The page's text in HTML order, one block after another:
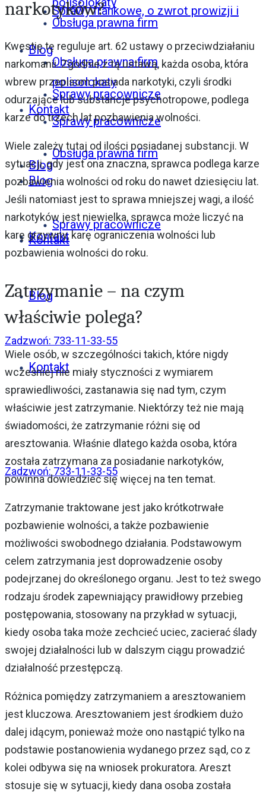
Obsługa prawna firm
Sprawy pracownicze
Blog
Kontakt
Zadzwoń: 733-11-33-55
Blog
Kontakt
Sprawy frankowe, o zwrot prowizji i
polisolokaty
Obsługa prawna firm
Sprawy pracownicze
Blog
Kontakt
Zadzwoń: 733-11-33-55
Obsługa prawna firm
Sprawy pracownicze
Blog
Kontakt
narkotyków?
Kwestię tę reguluje art. 62 ustawy o przeciwdziałaniu
narkomanii. Zgodnie z tą ustawą, każda osoba, która
wbrew przepisom posiada narkotyki, czyli środki
odurzające lub substancje psychotropowe, podlega
karze do trzech lat pozbawienia wolności.
Wiele zależy tutaj od ilości posiadanej substancji. W
sytuacji, gdy jest ona znaczna, sprawca podlega karze
pozbawienia wolności od roku do nawet dziesięciu lat.
Jeśli natomiast jest to sprawa mniejszej wagi, a ilość
narkotyków jest niewielka, sprawca może liczyć na
karę grzywny, karę ograniczenia wolności lub
pozbawienia wolności do roku.
Zatrzymanie – na czym
właściwie polega?
Wiele osób, w szczególności takich, które nigdy
wcześniej nie miały styczności z wymiarem
sprawiedliwości, zastanawia się nad tym, czym
właściwie jest zatrzymanie. Niektórzy też nie mają
świadomości, że zatrzymanie różni się od
aresztowania. Właśnie dlatego każda osoba, która
została zatrzymana za posiadanie narkotyków,
powinna dowiedzieć się więcej na ten temat.
Zatrzymanie traktowane jest jako krótkotrwałe
pozbawienie wolności, a także pozbawienie
możliwości swobodnego działania. Podstawowym
celem zatrzymania jest doprowadzenie osoby
podejrzanej do określonego organu. Jest to też swego
rodzaju środek zapewniający prawidłowy przebieg
postępowania, stosowany na przykład w sytuacji,
kiedy osoba taka może zechcieć uciec, zacierać ślady
swojej działalności lub w dalszym ciągu prowadzić
działalność przestępczą.
Różnica pomiędzy zatrzymaniem a aresztowaniem
jest kluczowa. Aresztowaniem jest środkiem dużo
dalej idącym, ponieważ może ono nastąpić tylko na
podstawie postanowienia wydanego przez sąd, co z
kolei odbywa się na wniosek prokuratora. Areszt
stosuje się w sytuacji, kiedy dana osoba została